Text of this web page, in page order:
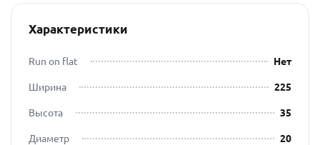
Характеристики
Run on flat
Нет
Ширина
225
Высота
35
Диаметр
20